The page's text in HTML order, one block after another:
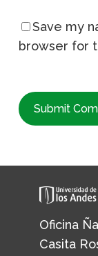
Save my
browser for
Oficina
Casita